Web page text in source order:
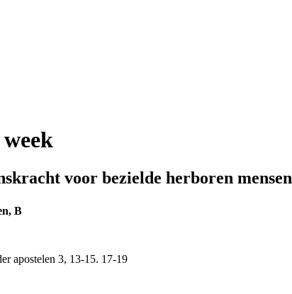
voor bezielde herboren mensen
, B
apostelen 3, 13-15. 17-19